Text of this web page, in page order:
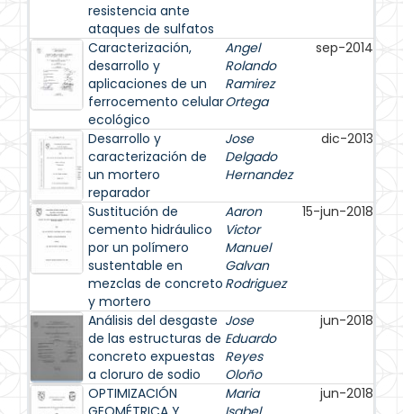
resistencia ante
ataques de sulfatos
Caracterización,
desarrollo y
aplicaciones de un
ferrocemento celular
ecológico
Angel
Rolando
Ramirez
Ortega
sep-2014
Desarrollo y
caracterización de
un mortero
reparador
Jose
Delgado
Hernandez
dic-2013
Sustitución de
cemento hidráulico
por un polímero
sustentable en
mezclas de concreto
y mortero
Aaron
Victor
Manuel
Galvan
Rodriguez
15-jun-2018
Análisis del desgaste
de las estructuras de
concreto expuestas
a cloruro de sodio
Jose
Eduardo
Reyes
Oloño
jun-2018
OPTIMIZACIÓN
Maria
jun-2018